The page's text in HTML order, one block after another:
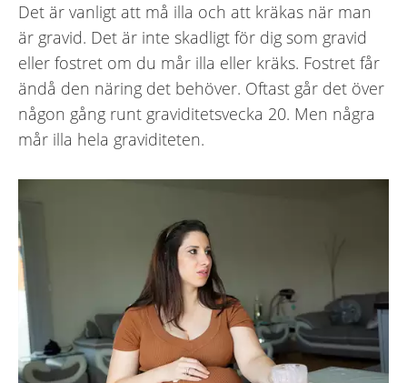
Det är vanligt att må illa och att kräkas när man
är gravid. Det är inte skadligt för dig som gravid
eller fostret om du mår illa eller kräks. Fostret får
ändå den näring det behöver. Oftast går det över
någon gång runt graviditetsvecka 20. Men några
mår illa hela graviditeten.